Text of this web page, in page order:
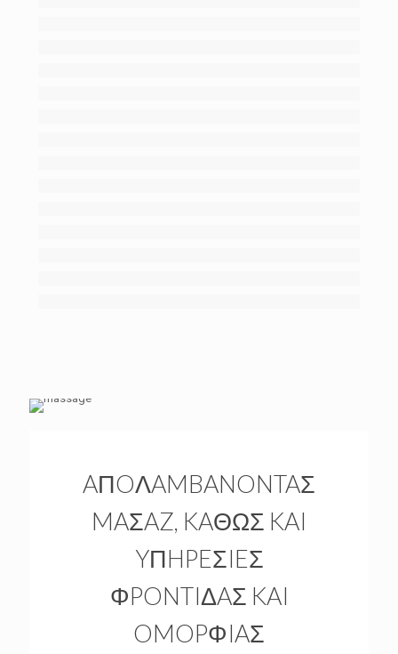
AΠOΛAMBANONTAΣ
MAΣAZ, KAΘΩΣ KAI
YΠHPEΣIEΣ
ΦPONTIΔAΣ KAI
OMOPΦIAΣ